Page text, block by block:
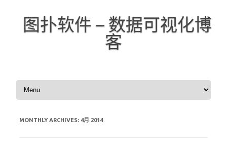
图扑软件 – 数据可视化博
客
Skip to content
MONTHLY ARCHIVES: 4月 2014